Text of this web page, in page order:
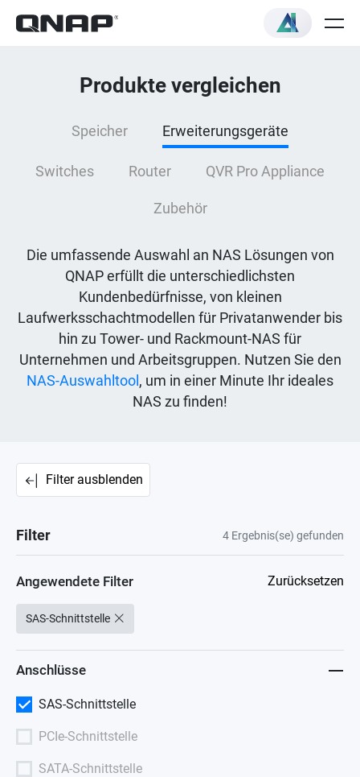
Produkte vergleichen
Speicher Erweiterungsgeräte
Switches Router QVR Pro Appliance
Zubehör
Die umfassende Auswahl an NAS Lösungen von
QNAP erfüllt die unterschiedlichsten
Kundenbedürfnisse, von kleinen
Laufwerksschachtmodellen für Privatanwender bis
hin zu Tower- und Rackmount-NAS für
Unternehmen und Arbeitsgruppen. Nutzen Sie den
NAS-Auswahltool , um in einer Minute Ihr ideales
NAS zu finden!
Filter ausblenden
Filter 4 Ergebnis(se) gefunden
Angewendete Filter Zurücksetzen
SAS-Schnittstelle
Anschlüsse
SAS-Schnittstelle
PCIe-Schnittstelle
SATA-Schnittstelle